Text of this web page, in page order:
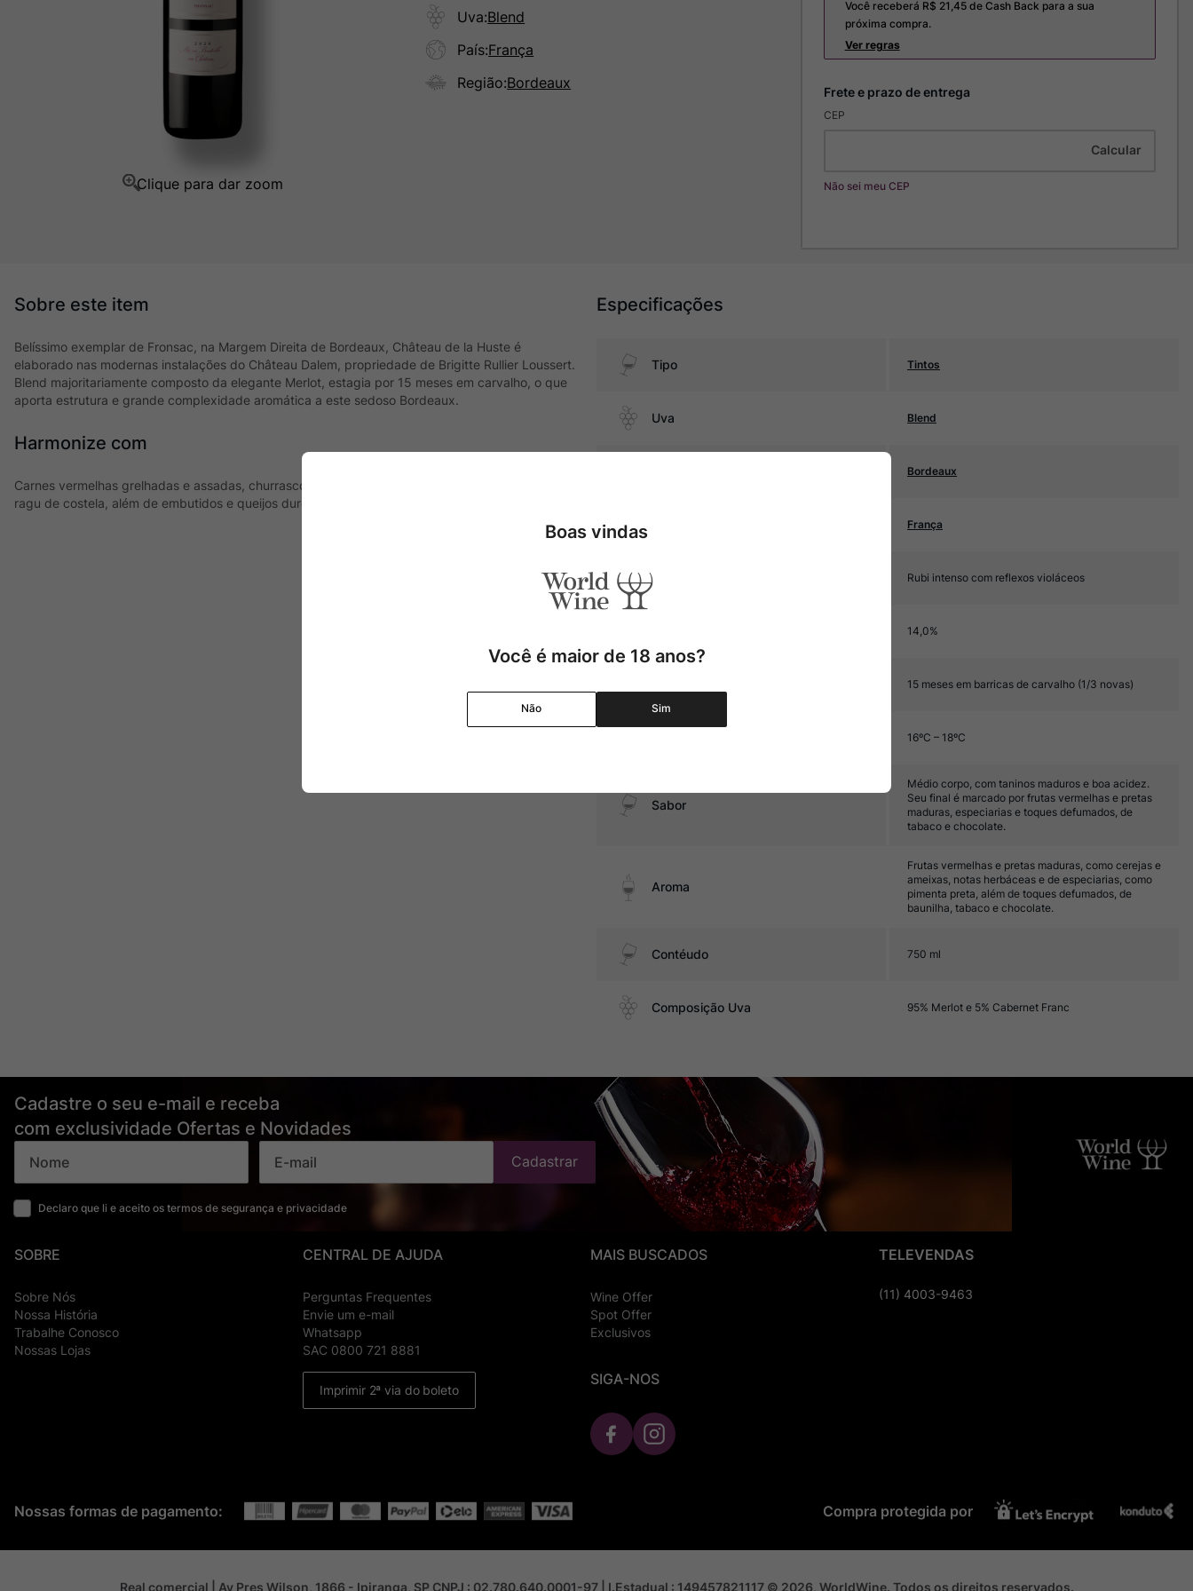
Uva:Blend
País:França
Região:Bordeaux
Você receberá R$ 21,45de Cash Back para a sua
próxima compra.
Ver regras
CEP
Não sei meu CEP
Belíssimo exemplar de Fronsac, na Margem Direita de Bordeaux, Château de la Huste é
elaborado nas modernas instalações do Château Dalem, propriedade de Brigitte Rullier Loussert.
Blend majoritariamente composto da elegante Merlot, estagia por 15 meses em carvalho, o que
aporta estrutura e grande complexidade aromática a este sedoso Bordeaux.
Harmonize com
Carnes vermelhas grelhadas e assadas, churrasco, cordeiro, pratos com cogumelos, massas com
ragu de costela, além de embutidos e queijos duros.
Especificações
Tipo Tintos
Uva Blend
Bordeaux
França
Cor Rubi intenso com reflexos violáceos
14,0%
15 meses em barricas de carvalho (1/3 novas)
16ºC – 18ºC
Sabor
Médio corpo, com taninos maduros e boa acidez.
Seu final é marcado por frutas vermelhas e pretas
maduras, especiarias e toques defumados, de
tabaco e chocolate.
Aroma
Frutas vermelhas e pretas maduras, como cerejas e
ameixas, notas herbáceas e de especiarias, como
pimenta preta, além de toques defumados, de
baunilha, tabaco e chocolate.
Contéudo 750 ml
Composição Uva 95% Merlot e 5% Cabernet Franc
Cadastre o seu e-mail e receba
com exclusividade Ofertas e Novidades
Declaro que li e aceito os termos de segurança e privacidade
Cadastrar
SOBRE
Sobre Nós
Nossa História
Trabalhe Conosco
Nossas Lojas
CENTRAL DE AJUDA
Perguntas Frequentes
Envie um e-mail
Whatsapp
SAC 0800 721 8881
Imprimir 2ª via do boleto
MAIS BUSCADOS
Wine Offer
Spot Offer
Exclusivos
SIGA-NOS
TELEVENDAS
(11) 4003-9463
Nossas formas de pagamento: Compra protegida por
Real comercial | Av Pres Wilson, 1866 - Ipiranga, SP CNPJ : 02.780.640.0001-97 | I.Estadual : 149457821117 © 2026, WorldWine. Todos os direitos reservados.
Boas vindas
Você é maior de 18 anos?
Não Sim